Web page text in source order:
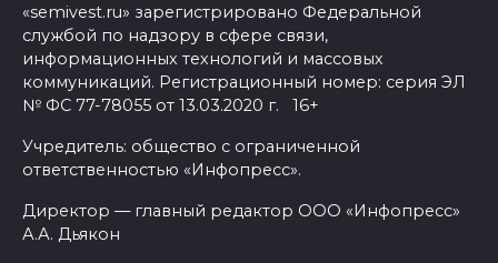
«semivest.ru» зарегистрировано Федеральной
службой по надзору в сфере связи,
информационных технологий и массовых
коммуникаций. Регистрационный номер: серия ЭЛ
№ ФС 77-78055 от 13.03.2020 г. 16+
Учредитель: общество с ограниченной
ответственностью «Инфопресс».
Директор — главный редактор ООО «Инфопресс»
А.А. Дьякон